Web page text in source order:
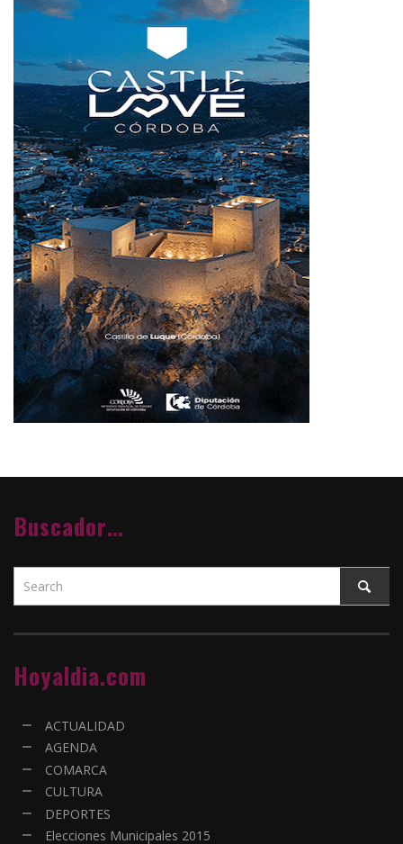
Buscador…
Hoyaldia.com
ACTUALIDAD
AGENDA
COMARCA
CULTURA
DEPORTES
Elecciones Municipales 2015